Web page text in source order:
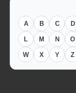
A B C D
L M N O
W X Y Z